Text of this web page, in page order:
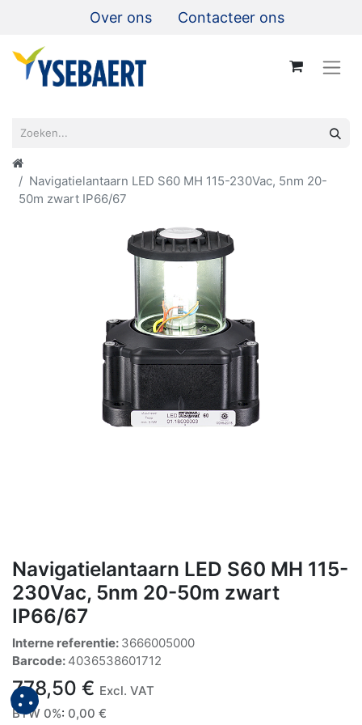
Over ons Contacteer ons
Navigatielantaarn LED S60 MH 115-230Vac, 5nm 20-
50m zwart IP66/67
Navigatielantaarn LED S60 MH 115-
230Vac, 5nm 20-50m zwart
IP66/67
Interne referentie: 3666005000
Barcode: 4036538601712
778,50 € Excl. VAT
BTW 0%: 0,00 €